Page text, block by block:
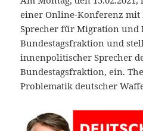
einer Online-Konferenz mit
Sprecher für Migration und
Bundestagsfraktion und
innenpolitischer Sprecher
Bundestagsfraktion, ein.
Problematik deutscher